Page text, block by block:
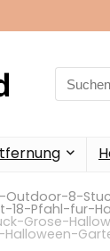
Search
for:
Outdoor-8-
18-Pfahl-fur-
Grose-